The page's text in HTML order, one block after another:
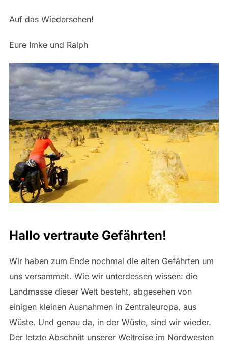
Auf das Wiedersehen!
Eure Imke und Ralph
Hallo vertraute Gefährten!
Wir haben zum Ende nochmal die alten Gefährten um
uns versammelt. Wie wir unterdessen wissen: die
Landmasse dieser Welt besteht, abgesehen von
einigen kleinen Ausnahmen in Zentraleuropa, aus
Wüste. Und genau da, in der Wüste, sind wir wieder.
Der letzte Abschnitt unserer Weltreise im Nordwesten